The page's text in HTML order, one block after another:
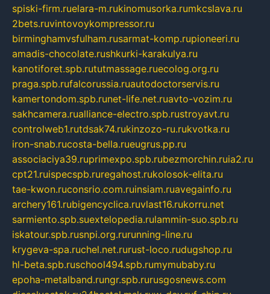
spiski-firm.ruelara-m.rukinomusorka.rumkcslava.ru
2bets.ruvintovoykompressor.ru
birminghamvsfulham.rusarmat-komp.rupioneeri.ru
amadis-chocolate.rushkurki-karakulya.ru
kanotiforet.spb.rututmassage.ruecolog.org.ru
praga.spb.rufalcorussia.ruautodoctorservis.ru
kamertondom.spb.runet-life.net.ruavto-vozim.ru
sakhcamera.rualliance-electro.spb.rustroyavt.ru
controlweb1.rutdsak74.rukinzozo-ru.rukvotka.ru
iron-snab.rucosta-bella.rueugrus.pp.ru
associaciya39.ruprimexpo.spb.rubezmorchin.ruia2.ru
cpt21.ruispecspb.ruregahost.rukolosok-elita.ru
tae-kwon.ruconsrio.com.ruinsiam.ruavegainfo.ru
archery161.rubigencyclica.ruvlast16.rukorru.net
sarmiento.spb.suextelopedia.rulammin-suo.spb.ru
iskatour.spb.rusnpi.org.rurunning-line.ru
krygeva-spa.ruchel.net.rurust-loco.rudugshop.ru
hl-beta.spb.ruschool494.spb.rumymubaby.ru
epoha-metalband.rungr.spb.rurusgosnews.com